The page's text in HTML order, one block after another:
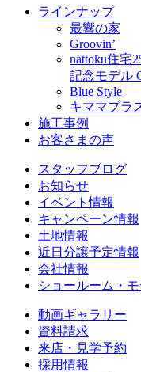
ラインナップ
最響の家
Groovin’
nattoku住宅
記念モデル
Blue Style
キママプラ
施工事例
お客さまの声
スタッフブログ
お知らせ
イベント情報
キャンペーン情報
土地情報
近日分譲予定情報
会社情報
ショールーム・
動画ギャラリー
資料請求
来店・見学予約
採用情報